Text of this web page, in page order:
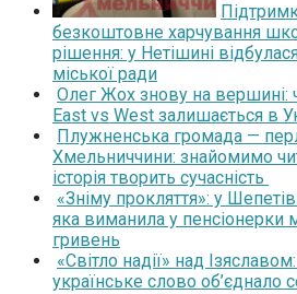
безкоштовне харчування
рішення: у Нетішині
міської ради
Олег Жох знову на вершині:
East vs West залишається в
Плужненська громада —
Хмельниччини: знайомимо
історія творить сучасність
«Зніму прокляття»: у
яка виманила у пенсіонерки
гривень
«Світло надії» над
українське слово об’єднало